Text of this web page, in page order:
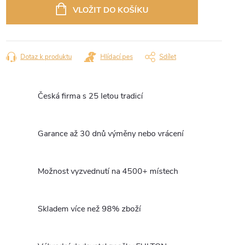
VLOŽIT DO KOŠÍKU
Dotaz k produktu Hlídací pes Sdílet
Česká firma s 25 letou tradicí
Garance až 30 dnů výměny nebo vrácení
Možnost vyzvednutí na 4500+ místech
Skladem více než 98% zboží